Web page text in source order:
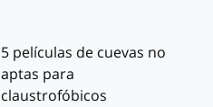
5 películas de cuevas no
aptas para
claustrofóbicos